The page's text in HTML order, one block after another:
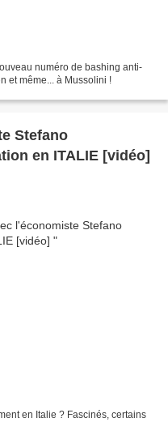
numéro de bashing anti-
et même... à Mussolini !
Stefano
en ITALIE [vidéo]
en Italie ? Fascinés, certains